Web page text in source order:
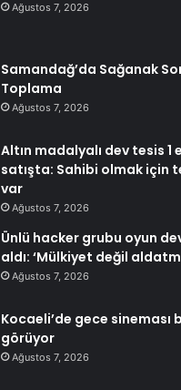
Ağustos 7, 2026
Samandağ’da Sağanak
Toplama
Ağustos 7, 2026
Altın madalyalı dev tesis 1
satışta: Sahibi olmak için
var
Ağustos 7, 2026
Ünlü hacker grubu oyun
aldı: ‘Mülkiyet değil
Ağustos 7, 2026
Kocaeli’de gece sineması
görüyor
Ağustos 7, 2026